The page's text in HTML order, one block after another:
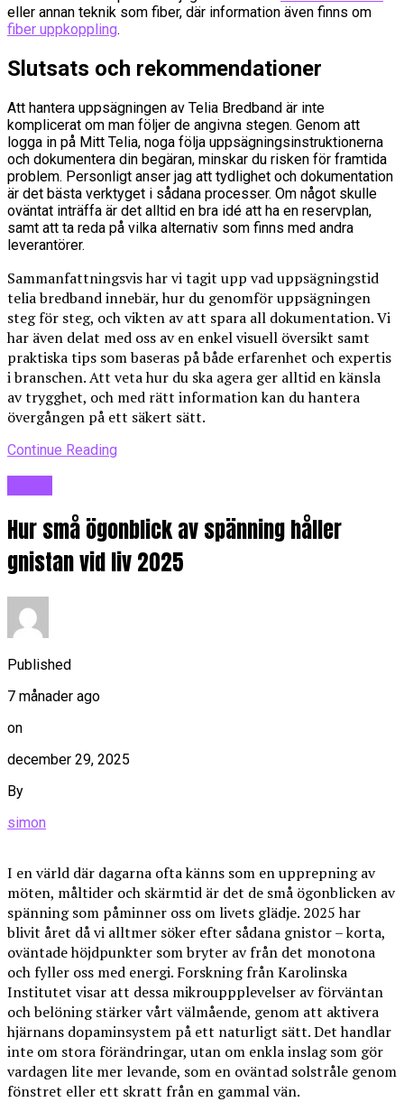
eller annan teknik som fiber, där information även finns om
fiber uppkoppling.
Slutsats och rekommendationer
Att hantera uppsägningen av Telia Bredband är inte
komplicerat om man följer de angivna stegen. Genom att
logga in på Mitt Telia, noga följa uppsägningsinstruktionerna
och dokumentera din begäran, minskar du risken för framtida
problem. Personligt anser jag att tydlighet och dokumentation
är det bästa verktyget i sådana processer. Om något skulle
oväntat inträffa är det alltid en bra idé att ha en reservplan,
samt att ta reda på vilka alternativ som finns med andra
leverantörer.
Sammanfattningsvis har vi tagit upp vad uppsägningstid
telia bredband innebär, hur du genomför uppsägningen
steg för steg, och vikten av att spara all dokumentation. Vi
har även delat med oss av en enkel visuell översikt samt
praktiska tips som baseras på både erfarenhet och expertis
i branschen. Att veta hur du ska agera ger alltid en känsla
av trygghet, och med rätt information kan du hantera
övergången på ett säkert sätt.
Continue Reading
Hur små ögonblick av spänning håller
gnistan vid liv 2025
Published
7 månader ago
on
december 29, 2025
By
simon
I en värld där dagarna ofta känns som en upprepning av
möten, måltider och skärmtid är det de små ögonblicken av
spänning som påminner oss om livets glädje. 2025 har
blivit året då vi alltmer söker efter sådana gnistor – korta,
oväntade höjdpunkter som bryter av från det monotona
och fyller oss med energi. Forskning från Karolinska
Institutet visar att dessa mikrouppplevelser av förväntan
och belöning stärker vårt välmående, genom att aktivera
hjärnans dopaminsystem på ett naturligt sätt. Det handlar
inte om stora förändringar, utan om enkla inslag som gör
vardagen lite mer levande, som en oväntad solstråle genom
fönstret eller ett skratt från en gammal vän.